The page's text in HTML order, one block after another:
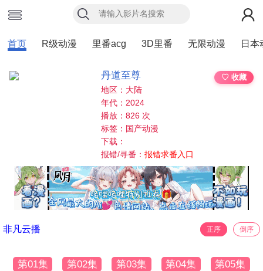
首页 R级动漫 里番acg 3D里番 无限动漫 日本
丹道至尊
♡ 收藏
地区：大陆
年代：2024
播放：826 次
标签：国产动漫
下载：
报错/寻番：报错求番入口
非凡云播 正序 倒序
第01集 第02集 第03集 第04集 第05集